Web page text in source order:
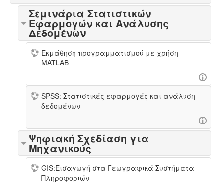
Σεμινάρια Στατιστικών
Εφαρμογών και Ανάλυσης
Δεδομένων
Εκμάθηση προγραμματισμού με χρήση
MATLAB
SPSS: Στατιστικές εφαρμογές και ανάλυση
δεδομένων
Ψηφιακή Σχεδίαση για
Μηχανικούς
GIS:Εισαγωγή στα Γεωγραφικά Συστήματα
Πληροφοριών